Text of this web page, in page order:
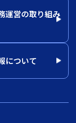
運営の取り組み
について